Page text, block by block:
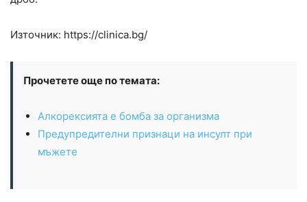
Източник: https://clinica.bg/
Прочетете още по темата:
Алкорексията е бомба за организма
Предупредителни признаци на инсулт при
мъжете